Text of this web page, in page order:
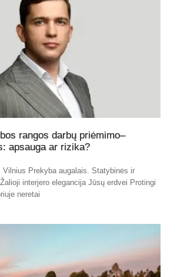
rangos darbų priėmimo–
apsauga ar rizika?
Prekyba augalais. Statybinės ir
interjero elegancija Jūsų erdvei Protingi
neretai